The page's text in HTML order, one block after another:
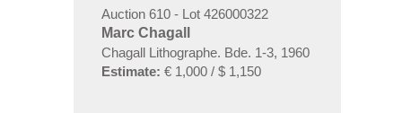
Auction 610 - Lot 426000322
Marc Chagall
Chagall Lithographe. Bde. 1-3, 1960
Estimate: € 1,000 / $ 1,150